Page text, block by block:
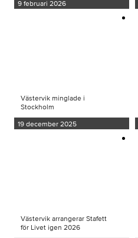
9 februari 2026
Västervik minglade i
Stockholm
19 december 2025
Västervik arrangerar Stafett
för Livet igen 2026